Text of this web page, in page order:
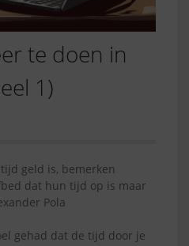
te doen in
1)
geld is, bemerken
dat hun tijd op is maar
Pola
gehad dat de tijd door je